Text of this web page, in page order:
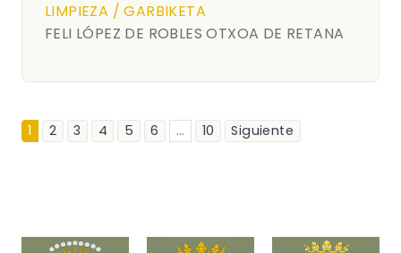
LIMPIEZA / GARBIKETA
FELI LÓPEZ DE ROBLES OTXOA DE RETANA
1 2 3 4 5 6 ... 10 Siguiente